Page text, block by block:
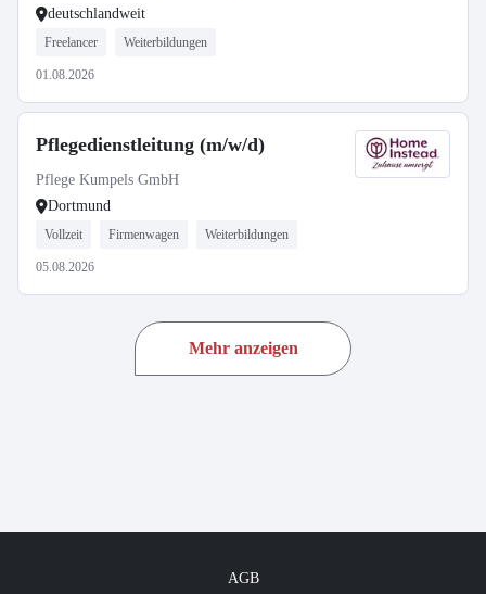
deutschlandweit
Freelancer Weiterbildungen
01.08.2026
Pflegedienstleitung (m/w/d)
Pflege Kumpels GmbH
Dortmund
Vollzeit Firmenwagen Weiterbildungen
05.08.2026
Mehr anzeigen
AGB